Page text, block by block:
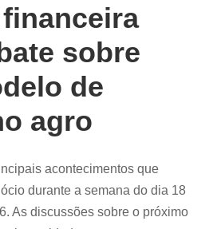
sobre
de
agro
acontecimentos que
durante a semana do dia 18
As discussões sobre o próximo